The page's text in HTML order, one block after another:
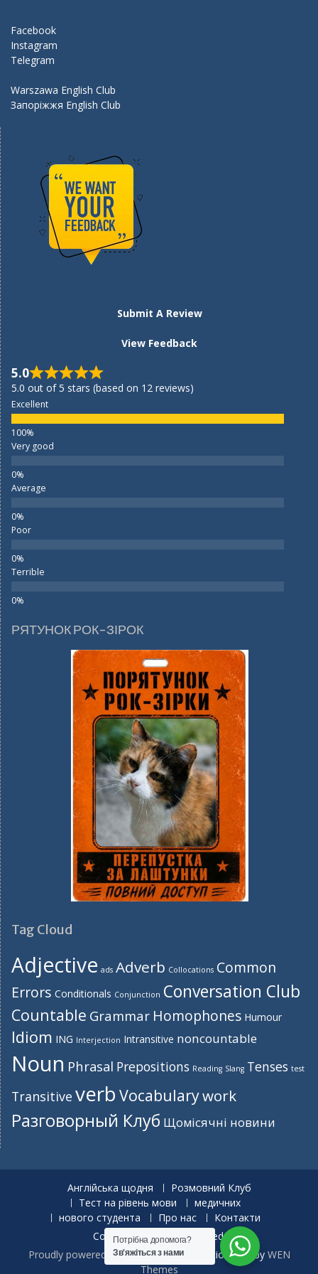
k
Facebook
Instagram
Telegram
Warszawa English Club
Запоріжжя English Club
Submit A Review
View Feedback
5.0
5.0 out of 5 stars (based on 12 reviews)
Excellent
Very good
Average
Poor
Terrible
РЯТУНОК РОК-ЗІРОК
Tag Cloud
Adjective ads Adverb Collocations Common
Errors Conditionals Conjunction Conversation Club
Countable Grammar Homophones Humour
Idiom ING Interjection Intransitive noncountable
Noun Phrasal Prepositions Reading Slang Tenses test
Transitive verb Vocabularywork
Разговорный Клуб Щомісячні новини
Англійська щодня
Розмовний Клуб
Тест на рівень мови
медичних
нового студента
Про нас
Контакти
Copyright. All rights reserved.
Proudly powered by WordPress | Education Hub by WEN
Themes
Потрібна допомога?
Зв'яжіться з нами